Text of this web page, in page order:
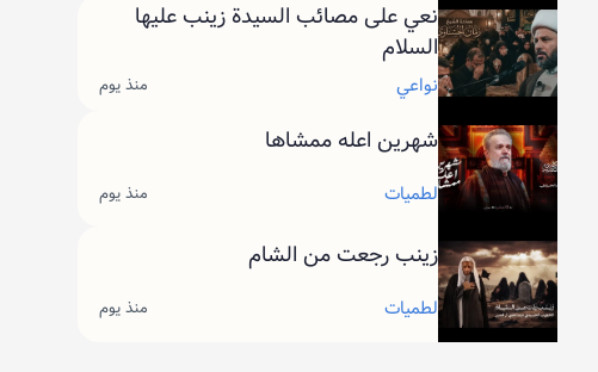
نعي على مصائب السيدة زينب عليها
السلام
نواعي منذ يوم
شهرين اعله ممشاها
لطميات منذ يوم
زينب رجعت من الشام
لطميات منذ يوم